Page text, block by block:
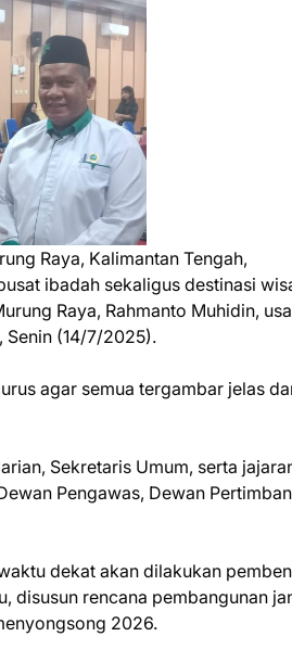
Raya, Kalimantan Tengah,
ibadah sekaligus destinasi
Raya, Rahmanto Muhidin,
Senin (14/7/2025).
agar semua tergambar jelas
Sekretaris Umum, serta
Pengawas, Dewan
dekat akan dilakukan
disusun rencana pembangunan
2026.